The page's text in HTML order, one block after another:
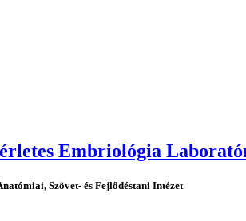
Embriológia
Szövet- és Fejlődéstani Intézet